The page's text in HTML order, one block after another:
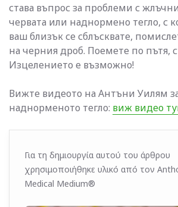
става въпрос за проблеми с
червата или наднормено тегло, с
ваш близък се сблъсквате,
на черния дроб. Поемете по пътя,
Изцелението е възможно!
Вижте видеото на Антъни Уилям
наднорменото тегло: виж видео
Για τη δημιουργία αυτού του άρθρου
χρησιμοποιήθηκε υλικό από τον
Medical Medium®